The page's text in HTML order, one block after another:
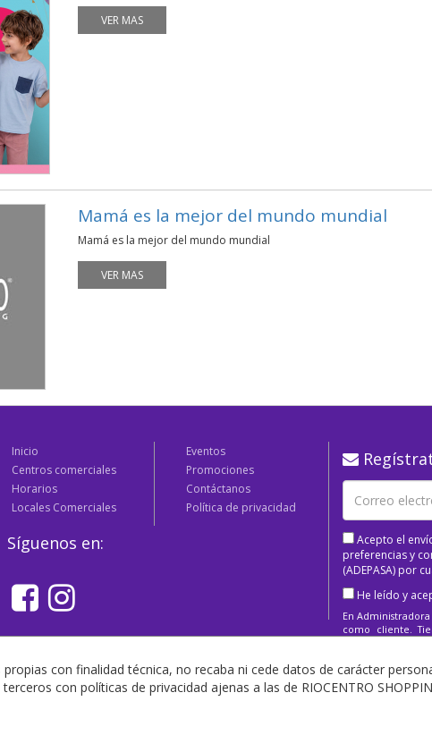
VER MAS
Mamá es la mejor del mundo mundial
Mamá es la mejor del mundo mundial
VER MAS
Inicio
Centros comerciales
Horarios
Locales Comerciales
Eventos
Promociones
Contáctanos
Política de privacidad
Síguenos en:
Acepto el
preferencias y
(ADEPASA) por
He leído y
En
como cliente.
con finalidad técnica, no recaba ni cede datos de carácter
con políticas de privacidad ajenas a las de RIOCENTRO